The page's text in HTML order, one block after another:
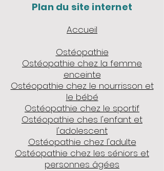
Plan du site internet
Accueil
Ostéopathie
Ostéopathie chez la femme
enceinte
Ostéopathie chez le nourrisson et
le bébé
Ostéopathie chez le sportif
Ostéopathie ches l'enfant et
l'adolescent
Ostéopathie chez l'adulte
Ostéopathie chez les séniors et
personnes âgées